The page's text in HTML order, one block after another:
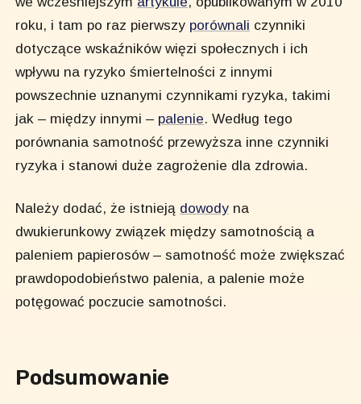
roku, i tam po raz pierwszy porównali czynniki
dotyczące wskaźników więzi społecznych i ich
wpływu na ryzyko śmiertelności z innymi
powszechnie uznanymi czynnikami ryzyka, takimi
jak – między innymi – palenie. Według tego
porównania samotność przewyższa inne czynniki
ryzyka i stanowi duże zagrożenie dla zdrowia.
Należy dodać, że istnieją dowody na
dwukierunkowy związek między samotnością a
paleniem papierosów – samotność może zwiększać
prawdopodobieństwo palenia, a palenie może
potęgować poczucie samotności.
Podsumowanie